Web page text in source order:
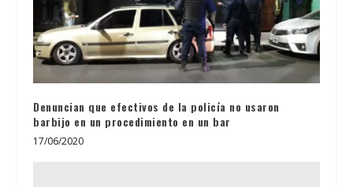
Denuncian que efectivos de la policía no usaron
barbijo en un procedimiento en un bar
17/06/2020